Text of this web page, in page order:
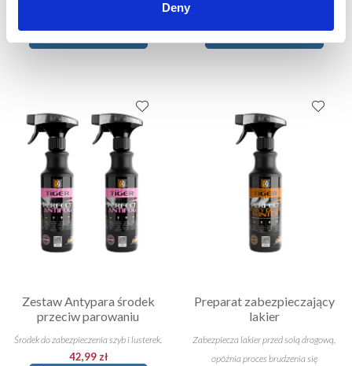
Deny
Zestaw Antypara środek
przeciw parowaniu
Środek do zabezpieczenia szyb i lusterek.
42,99 zł
Preparat zabezpieczający
lakier
Zabezpiecza lakier przed solą drogową,
opóźnia proces brudzenia się